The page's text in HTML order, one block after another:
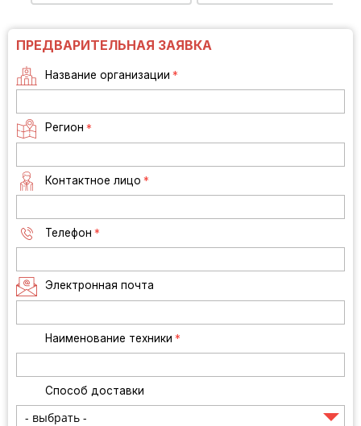
ПРЕДВАРИТЕЛЬНАЯ ЗАЯВКА
Название организации *
Регион *
Контактное лицо *
Телефон *
Электронная почта
Наименование техники *
Способ доставки